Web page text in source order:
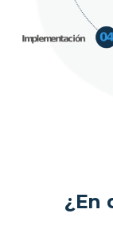
¿En